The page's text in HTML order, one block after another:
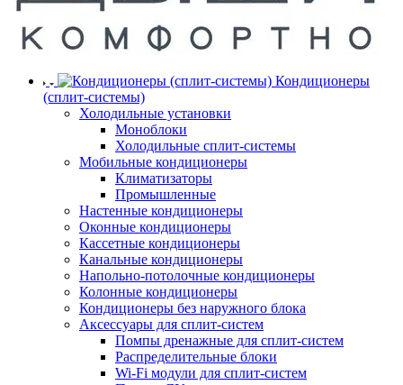
Кондиционеры
(сплит-системы)
Холодильные установки
Моноблоки
Холодильные сплит-системы
Мобильные кондиционеры
Климатизаторы
Промышленные
Настенные кондиционеры
Оконные кондиционеры
Кассетные кондиционеры
Канальные кондиционеры
Напольно-потолочные кондиционеры
Колонные кондиционеры
Кондиционеры без наружного блока
Аксессуары для сплит-систем
Помпы дренажные для сплит-систем
Распределительные блоки
Wi-Fi модули для сплит-систем